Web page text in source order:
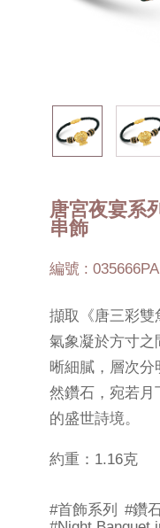
唐宮夜宴系
串飾
編號 : 035666PA
擷取《唐三彩雙
氣象凝於方寸之
晰細膩，層次
然鑽石，宛若月
的盛世詩境。
約重：1.16克
#首飾系列 #鑽石